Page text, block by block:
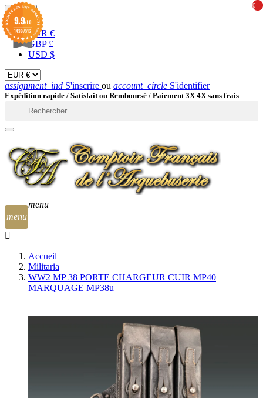
EUR 
EUR €
GBP £
USD $
assignment_ind S'inscrire ou account_circle S'identifier
Expédition rapide / Satisfait ou Remboursé / Paiement 3X 4X sans frais
menu
0
0
menu
Accueil
Militaria
WW2 MP 38 PORTE CHARGEUR CUIR MP40
MARQUAGE MP38u
9.9/10
1439 AVIS